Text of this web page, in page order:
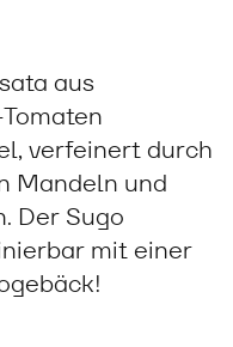
aus
verfeinert durch
Mandeln und
Der Sugo
mit einer